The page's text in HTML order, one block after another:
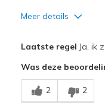
Meer details
Breathe Well
Comfortable
Laatste regel Ja, ik
Was deze
2 2